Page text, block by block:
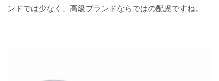
ンドでは少なく、高級ブランドならではの配慮ですね。